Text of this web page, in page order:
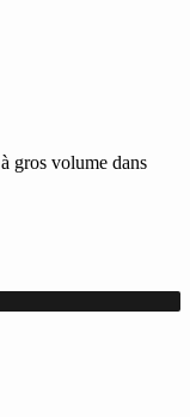
gros volume dans